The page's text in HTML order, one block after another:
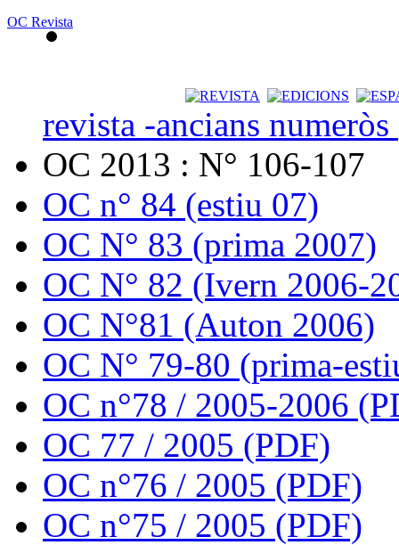
OC Revista
revista -ancians
OC 2013 : N° 106-107
OC n° 84 (estiu 07)
OC N° 83 (prima 2007)
OC N° 82 (Ivern 2006-
OC N°81 (Auton 2006)
OC N° 79-80 (prima-
OC n°78 / 2005-2006
OC 77 / 2005 (PDF)
OC n°76 / 2005 (PDF)
OC n°75 / 2005 (PDF)